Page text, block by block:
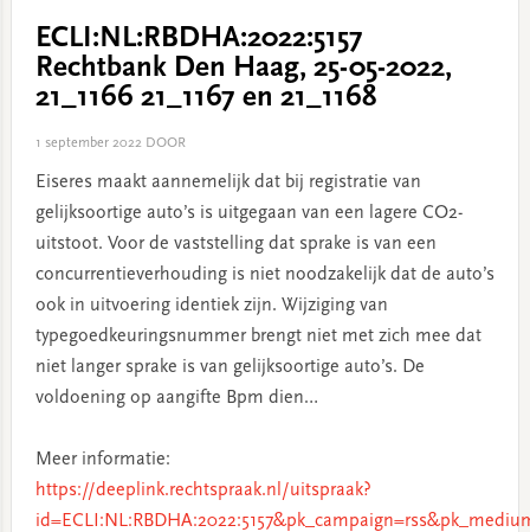
ECLI:NL:RBDHA:2022:5157
Rechtbank Den Haag, 25-05-2022,
21_1166 21_1167 en 21_1168
1 september 2022DOOR
Eiseres maakt aannemelijk dat bij registratie van
gelijksoortige auto’s is uitgegaan van een lagere CO2-
uitstoot. Voor de vaststelling dat sprake is van een
concurrentieverhouding is niet noodzakelijk dat de auto’s
ook in uitvoering identiek zijn. Wijziging van
typegoedkeuringsnummer brengt niet met zich mee dat
niet langer sprake is van gelijksoortige auto’s. De
voldoening op aangifte Bpm dien…
Meer informatie:
https://deeplink.rechtspraak.nl/uitspraak?